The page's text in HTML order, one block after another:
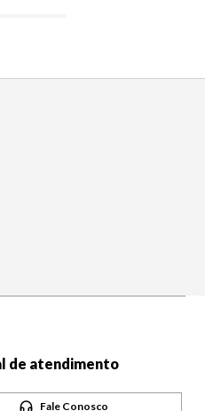
de atendimento
Fale Conosco